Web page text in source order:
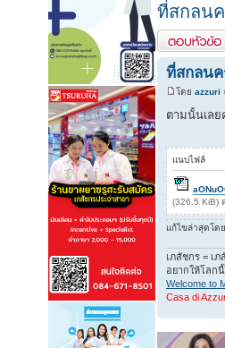
ที่สกลนค
ตอบกระทู้
ที่สกลนค
โดย azzuri
ตามนั้นเลย
แนบไฟล์
(326.5 KiB)
แก้ไขล่าสุดโดย
เภสัชกร = เ
อยากให้โลก
Welcome to
Casa di